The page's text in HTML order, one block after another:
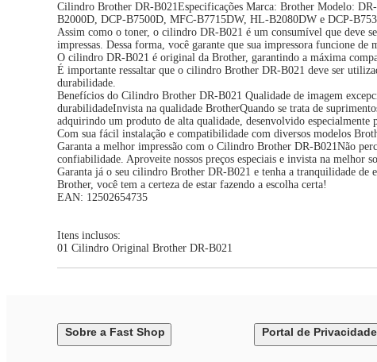
Cilindro Brother DR-B021Especificações Marca: Brother Modelo:
B2000D, DCP-B7500D, MFC-B7715DW, HL-B2080DW e DCP-
Assim como o toner, o cilindro DR-B021 é um consumível que deve
impressas. Dessa forma, você garante que sua impressora funcione
O cilindro DR-B021 é original da Brother, garantindo a máxima
É importante ressaltar que o cilindro Brother DR-B021 deve ser
durabilidade.
Benefícios do Cilindro Brother DR-B021 Qualidade de imagem
durabilidadeInvista na qualidade BrotherQuando se trata de
adquirindo um produto de alta qualidade, desenvolvido especialmente
Com sua fácil instalação e compatibilidade com diversos modelos
Garanta a melhor impressão com o Cilindro Brother DR-B021Não
confiabilidade. Aproveite nossos preços especiais e invista na melhor
Garanta já o seu cilindro Brother DR-B021 e tenha a tranquilidade de
Brother, você tem a certeza de estar fazendo a escolha certa!
EAN: 12502654735
Itens inclusos:
01 Cilindro Original Brother DR-B021
Sobre a Fast Shop Portal de Privacidade